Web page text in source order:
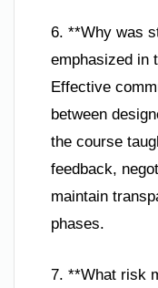
6. **Why was
emphasized in
Effective
between
the course
feedback,
maintain
phases.
7. **What risk